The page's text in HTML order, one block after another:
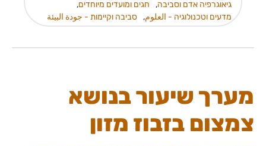
גיאוגרפיה אדם וסביבה, חגים ומועדים מיוחדים,
מדעים וטכנולוגיה - العلوم, סביבה וקיימות - جودة البيئة
מערך שיעור בנושא
צמצום בזבוז מזון